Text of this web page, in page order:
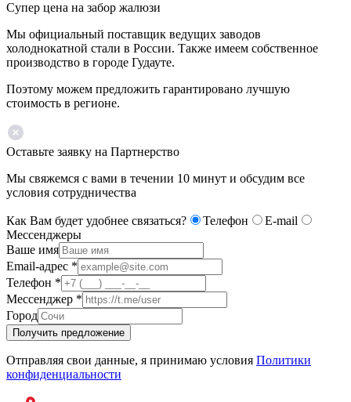
Супер цена на забор жалюзи
Мы официальный поставщик ведущих заводов
холоднокатной стали в России. Также имеем собственное
производство в городе Гудауте.
Поэтому можем предложить гарантировано лучшую
стоимость в регионе.
Оставьте заявку на Партнерство
Мы свяжемся с вами в течении 10 минут и обсудим все
условия сотрудничества
Как Вам будет удобнее связаться? Телефон
E-mail
Мессенджеры
Ваше имя
Email-адрес *
Телефон *
Мессенджер *
Город
Получить предложение
Отправляя свои данные, я принимаю условия Политики
конфиденциальности